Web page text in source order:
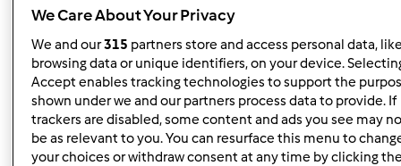
Qua, 2010-06-16 17:57
#1
Será que alguem me pode explicar melhor como se faz a
massa folhada? Tem no livro base a receita, mas a minha
duvida é na dobragem da massa, ou seja, folhea-la.
obrigada
We Care About Your Privacy
We and our315 partners store and access personal data,
browsing data or unique identifiers, on your device.
Accept enables tracking technologies to support the
shown under we and our partners process data to provide. If
trackers are disabled, some content and ads you see may
be as relevant to you. You can resurface this menu to
your choices or withdraw consent at any time by clicking